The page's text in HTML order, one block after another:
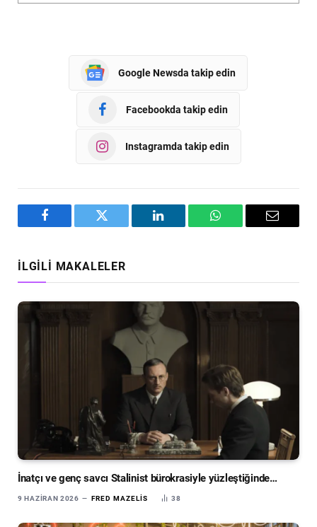
Google Newsda takip edin
Facebookda takip edin
Instagramda takip edin
Facebook Twitter LinkedIn WhatsAppEmail
İLGILI MAKALELER
İnatçı ve genç savcı Stalinist bürokrasiyle yüzleştiğinde…
9 HAZIRAN 2026 FRED MAZELIS 38